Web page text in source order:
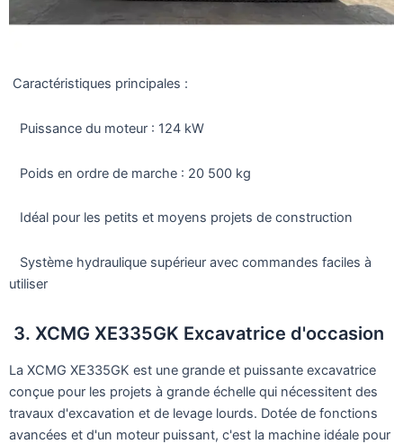
Caractéristiques principales :
Puissance du moteur : 124 kW
Poids en ordre de marche : 20 500 kg
Idéal pour les petits et moyens projets de construction
Système hydraulique supérieur avec commandes faciles à
utiliser
3. XCMG XE335GK Excavatrice d'occasion
La XCMG XE335GK est une grande et puissante excavatrice
conçue pour les projets à grande échelle qui nécessitent des
travaux d'excavation et de levage lourds. Dotée de fonctions
avancées et d'un moteur puissant, c'est la machine idéale pour